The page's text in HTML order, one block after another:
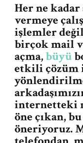
Her ne kadar
vermeye
işlemler
birçok mail
açma,büyü
etkili çözüm
internetteki
öne çıkan,
öneriyoruz.